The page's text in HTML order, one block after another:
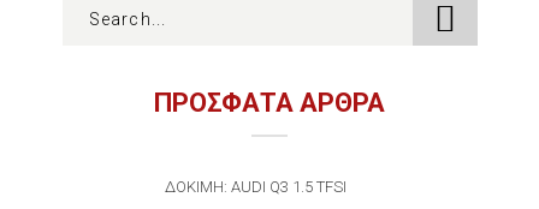
ΠΡΟΣΦΑΤΑ ΑΡΘΡΑ
ΔΟΚΙΜΉ: AUDI Q3 1.5 TFSI